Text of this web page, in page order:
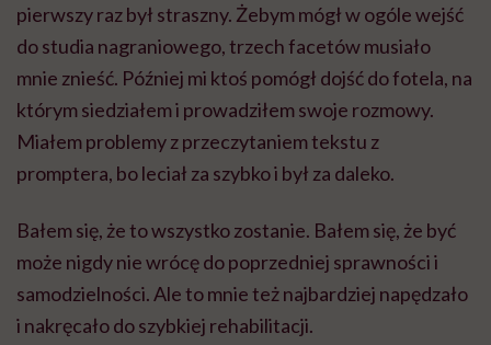
pierwszy raz był straszny. Żebym mógł w ogóle wejść
do studia nagraniowego, trzech facetów musiało
mnie znieść. Później mi ktoś pomógł dojść do fotela, na
którym siedziałem i prowadziłem swoje rozmowy.
Miałem problemy z przeczytaniem tekstu z
promptera, bo leciał za szybko i był za daleko.
Bałem się, że to wszystko zostanie. Bałem się, że być
może nigdy nie wrócę do poprzedniej sprawności i
samodzielności. Ale to mnie też najbardziej napędzało
i nakręcało do szybkiej rehabilitacji.